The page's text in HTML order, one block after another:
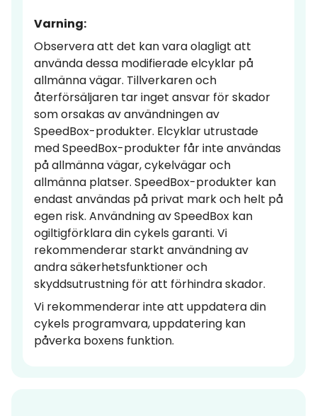
Varning:
Observera att det kan vara olagligt att
använda dessa modifierade elcyklar på
allmänna vägar. Tillverkaren och
återförsäljaren tar inget ansvar för skador
som orsakas av användningen av
SpeedBox-produkter. Elcyklar utrustade
med SpeedBox-produkter får inte användas
på allmänna vägar, cykelvägar och
allmänna platser. SpeedBox-produkter kan
endast användas på privat mark och helt på
egen risk. Användning av SpeedBox kan
ogiltigförklara din cykels garanti. Vi
rekommenderar starkt användning av
andra säkerhetsfunktioner och
skyddsutrustning för att förhindra skador.
Vi rekommenderar inte att uppdatera din
cykels programvara, uppdatering kan
påverka boxens funktion.